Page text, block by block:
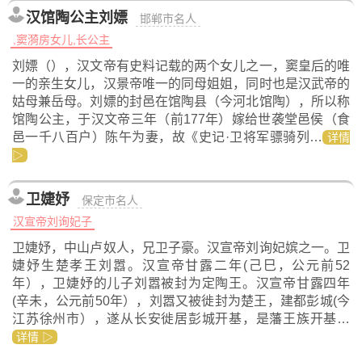
汉馆陶公主刘嫖
邯郸市名人
,窦漪房女儿,长公主
刘嫖（），汉文帝有史料记载的两个女儿之一，窦皇后的唯
一的亲生女儿，汉景帝唯一的同母姐姐，同时也是汉武帝的
姑母兼岳母。刘嫖的封邑在馆陶县（今河北馆陶），所以称
馆陶公主，于汉文帝三年（前177年）嫁给世袭堂邑侯（食
邑一千八百户）陈午为妻，故《史记·卫将军骠骑列… 详情
▷
卫婕妤
保定市名人
汉宣帝刘询妃子
卫婕妤，中山卢奴人，兄卫子豪。汉宣帝刘询妃嫔之一。卫
婕妤生楚孝王刘嚣。汉宣帝甘露二年(己巳，公元前52
年），卫婕妤的儿子刘嚣被封为定陶王。汉宣帝甘露四年
(辛未，公元前50年），刘嚣又被徙封为楚王，建都彭城(今
江苏徐州市），遂从长安徙居彭城开基，是藩王族开基…
详情 ▷